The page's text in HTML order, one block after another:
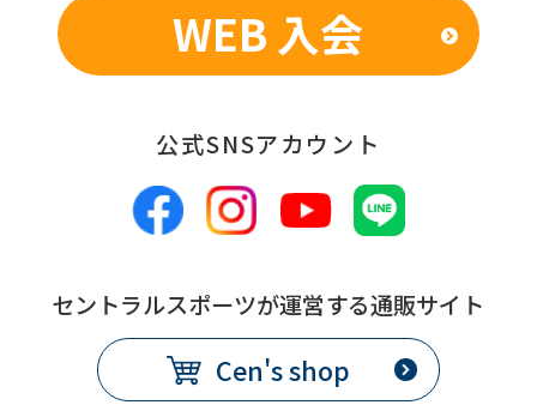
WEB 入会
公式SNSアカウント
セントラルスポーツが運営する通販サイト
Cen's shop